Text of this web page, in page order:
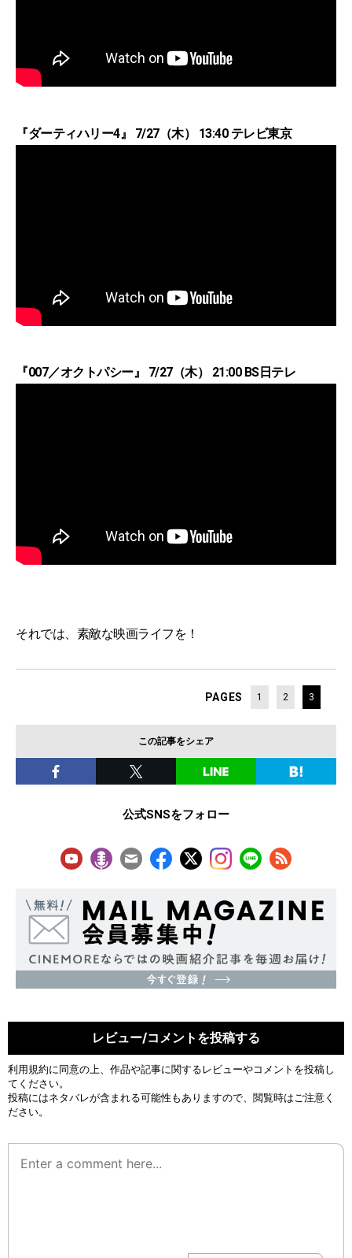
『ダーティハリー4』 7/27（木） 13:40 テレビ東京
『007／オクトパシー』 7/27（木） 21:00 BS日テレ
それでは、素敵な映画ライフを！
PAGES 1 2 3
この記事をシェア
公式SNSをフォロー
レビュー/コメントを投稿する
利用規約に同意の上、作品や記事に関するレビューやコメントを投稿し
てください。
投稿にはネタバレが含まれる可能性もありますので、閲覧時はご注意く
ださい。